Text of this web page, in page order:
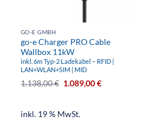
GO-E GMBH
go-e Charger PRO Cable
Wallbox 11kW
inkl. 6m Typ-2 Ladekabel – RFID |
LAN+WLAN+SIM | MID
1.138,00€ 1.089,00€
inkl. 19 % MwSt.